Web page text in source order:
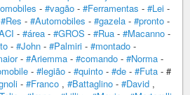
- #vagão - #Ferramentas - #Lei -
#Res - #Automobiles - #gazela - #pronto -
- #área - #GROS - #Rua - #Macanno -
- #John - #Palmiri - #montado -
- #Ariemma - #comando - #Norma -
- #legião - #quinto - #de - #Futa - #
- #Franco , #Battaglino - #David ,